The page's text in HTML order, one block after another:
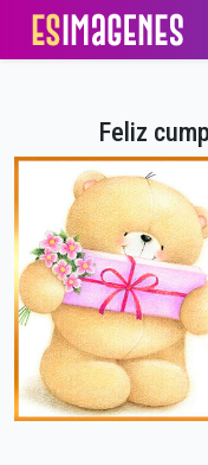
Feliz